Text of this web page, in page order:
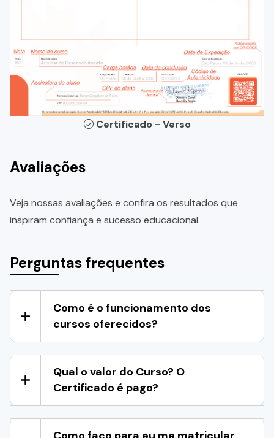
Certificado - Verso
Avaliações
Veja nossas avaliações e confira os resultados que
inspiram confiança e sucesso educacional.
Perguntas frequentes
Como é o funcionamento dos
cursos oferecidos?
Qual o valor do Curso? O
Certificado é pago?